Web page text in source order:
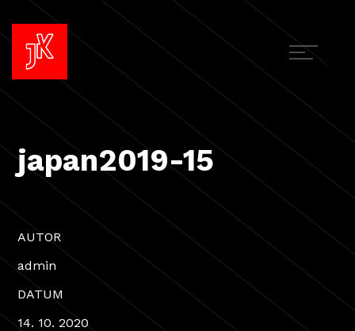
japan2019-15
AUTOR
admin
DATUM
14. 10. 2020